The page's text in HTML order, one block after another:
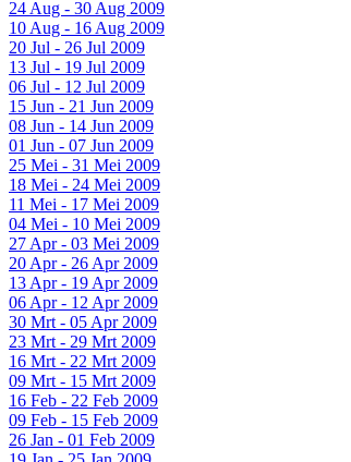
24 Aug - 30 Aug 2009
10 Aug - 16 Aug 2009
20 Jul - 26 Jul 2009
13 Jul - 19 Jul 2009
06 Jul - 12 Jul 2009
15 Jun - 21 Jun 2009
08 Jun - 14 Jun 2009
01 Jun - 07 Jun 2009
25 Mei - 31 Mei 2009
18 Mei - 24 Mei 2009
11 Mei - 17 Mei 2009
04 Mei - 10 Mei 2009
27 Apr - 03 Mei 2009
20 Apr - 26 Apr 2009
13 Apr - 19 Apr 2009
06 Apr - 12 Apr 2009
30 Mrt - 05 Apr 2009
23 Mrt - 29 Mrt 2009
16 Mrt - 22 Mrt 2009
09 Mrt - 15 Mrt 2009
16 Feb - 22 Feb 2009
09 Feb - 15 Feb 2009
26 Jan - 01 Feb 2009